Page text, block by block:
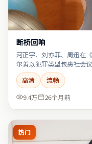
断桥回响
河正宇、刘亦菲、周迅在
尔善以犯罪类型包裹社会
高清
流畅
9.4万
26个月前
热门